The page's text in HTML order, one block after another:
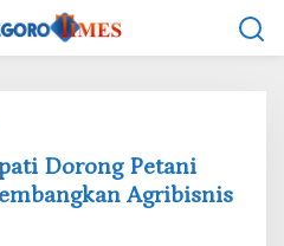
Dorong Petani
Agribisnis